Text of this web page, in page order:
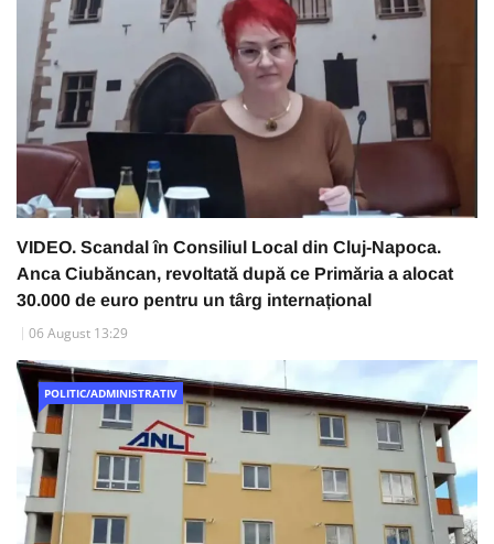
VIDEO. Scandal în Consiliul Local din Cluj-Napoca.
Anca Ciubăncan, revoltată după ce Primăria a alocat
30.000 de euro pentru un târg internațional
06 August 13:29
POLITIC/ADMINISTRATIV